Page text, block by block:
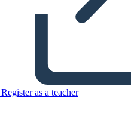
Register as a teacher